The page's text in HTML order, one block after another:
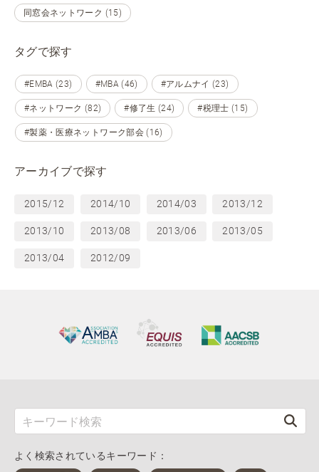
同窓会ネットワーク (15)
タグで探す
#EMBA (23) #MBA (46) #アルムナイ (23)
#ネットワーク (82) #修了生 (24) #税理士 (15)
#製薬・医療ネットワーク部会 (16)
アーカイブで探す
2015/12 2014/10 2014/03 2013/12
2013/10 2013/08 2013/06 2013/05
2013/04 2012/09
よく検索されているキーワード：